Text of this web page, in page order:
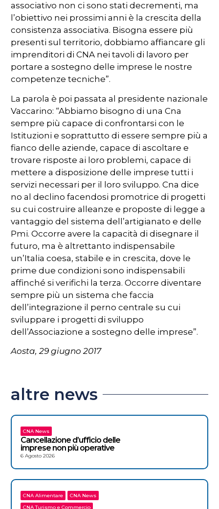
associativo non ci sono stati decrementi, ma
l’obiettivo nei prossimi anni è la crescita della
consistenza associativa. Bisogna essere più
presenti sul territorio, dobbiamo affiancare gli
imprenditori di CNA nei tavoli di lavoro per
portare a sostegno delle imprese le nostre
competenze tecniche”.
La parola è poi passata al presidente nazionale
Vaccarino: “Abbiamo bisogno di una Cna
sempre più capace di confrontarsi con le
Istituzioni e soprattutto di essere sempre più a
fianco delle aziende, capace di ascoltare e
trovare risposte ai loro problemi, capace di
mettere a disposizione delle imprese tutti i
servizi necessari per il loro sviluppo. Cna dice
no al declino facendosi promotrice di progetti
su cui costruire alleanze e proposte di legge a
vantaggio del sistema dell’artigianato e delle
Pmi. Occorre avere la capacità di disegnare il
futuro, ma è altrettanto indispensabile
un’Italia coesa, stabile e in crescita, dove le
prime due condizioni sono indispensabili
affinché si verifichi la terza. Occorre diventare
sempre più un sistema che faccia
dell’integrazione il perno centrale su cui
sviluppare i progetti di sviluppo
dell’Associazione a sostegno delle imprese”.
Aosta, 29 giugno 2017
altre news
CNA News
Cancellazione d’ufficio delle
imprese non più operative
6 Agosto 2026
CNA Alimentare
CNA News
CNA Turismo e Commercio